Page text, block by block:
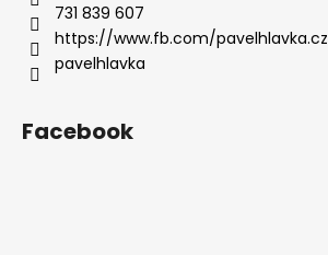
731 839 607
https://www.fb.com/pavelhlavka.cz
pavelhlavka
Facebook